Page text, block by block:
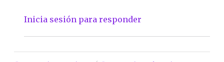
Inicia sesión para responder